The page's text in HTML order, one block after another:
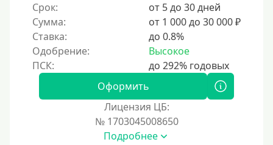
Срок:
от 5 до 30 дней
Сумма:
от 1 000 до 30 000 ₽
Ставка:
до 0.8%
Одобрение:
Высокое
Оформить
Лицензия ЦБ:
№ 1703045008650
Подробнее